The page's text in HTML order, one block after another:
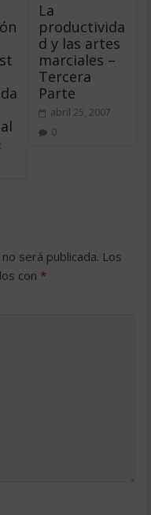
La
productivida
d y las artes
marciales –
Tercera
Parte
abril 25, 2007
0
será publicada. Los
con *